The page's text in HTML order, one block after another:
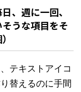
、週に一回、
うな項目をそ
テキストアイコ
替えるのに手間